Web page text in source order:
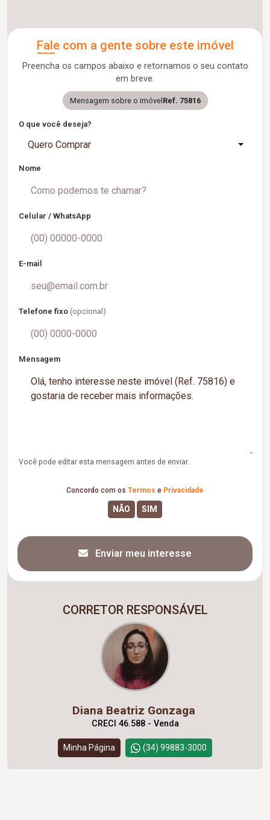
Fale com a gente sobre este imóvel
Preencha os campos abaixo e retornamos o seu contato
em breve.
Mensagem sobre o imóvel Ref. 75816
O que você deseja?
Quero Comprar
Nome
Celular / WhatsApp
E-mail
Telefone fixo (opcional)
Mensagem
Você pode editar esta mensagem antes de enviar.
Concordo com os Termos e Privacidade
Enviar meu interesse
CORRETOR RESPONSÁVEL
Diana Beatriz Gonzaga
CRECI 46.588 - Venda
Minha Página (34) 99883-3000